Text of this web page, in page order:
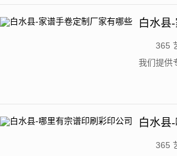
白水县
​365
我们提供
白水县
​365